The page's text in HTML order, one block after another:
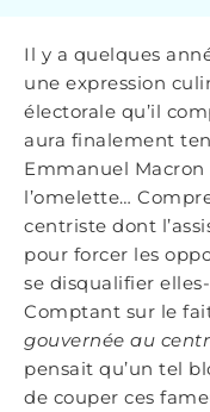
Il y a quelques
une expression
électorale qu’il
aura finalement
Emmanuel
l’omelette…
centriste dont
pour forcer les
se disqualifier
Comptant sur le
gouvernée au
pensait qu’un tel
de couper ces